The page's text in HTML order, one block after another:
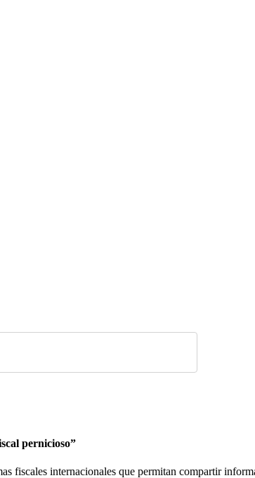
pernicioso”
fiscales internacionales que permitan compartir